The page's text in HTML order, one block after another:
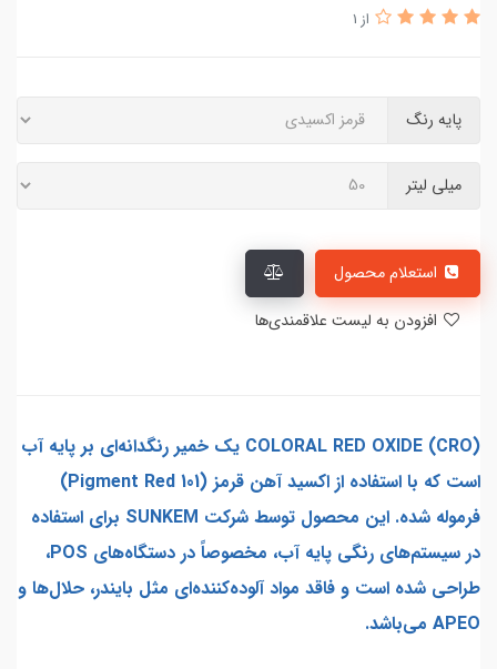
از 1
پایه رنگ
میلی لیتر
استعلام محصول
COLORAL RED OXIDE (CRO) یک خمیر رنگدانه‌ای بر پایه آب
است که با استفاده از اکسید آهن قرمز (Pigment Red 101)
فرموله شده. این محصول توسط شرکت SUNKEM برای استفاده
در سیستم‌های رنگی پایه آب، مخصوصاً در دستگاه‌های POS،
طراحی شده است و فاقد مواد آلوده‌کننده‌ای مثل بایندر، حلال‌ها و
APEO می‌باشد.